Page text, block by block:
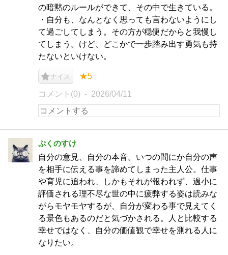
の暗黙のルールができて、その中で生きている。
・自分も、なんとなく思っても言わないようにし
て過ごしてしまう。その方が穏便だからと我慢し
てしまう。けど、どこかで一歩踏み出す勇気も持
たないといけない。
ナイス ★5
コメント(0) 2026/04/11
ぷくのすけ
自分の意見、自分の本音。いつの間にか自分の声
を相手に伝える事を諦めてしまった主人公。仕事
や育児に追われ、しかもそれが報われず、過小に
評価される理不尽な世の中に疲弊する姿は読みな
がらモヤモヤするが、自分が変わる事で見えてく
る景色もあるのだと気づかされる。人と比較する
幸せではなく、自分の価値観で幸せを測れる人に
なりたい。